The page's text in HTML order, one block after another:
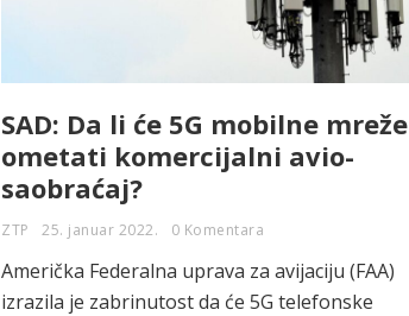
SAD: Da li će 5G mobilne mreže
ometati komercijalni avio-
saobraćaj?
ZTP 25. januar 2022. 0 Komentara
Američka Federalna uprava za avijaciju (FAA)
izrazila je zabrinutost da će 5G telefonske